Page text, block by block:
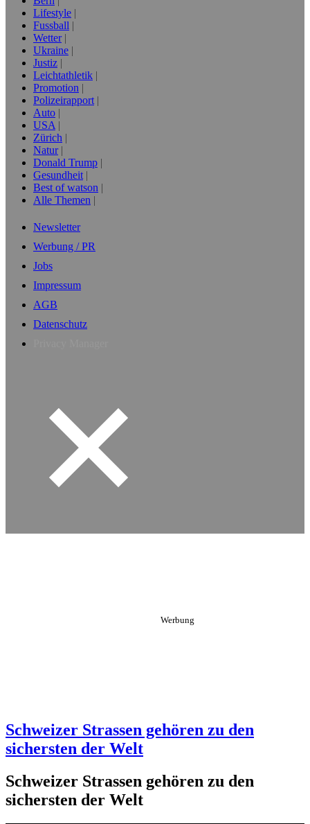
Lifestyle
Fussball
Wetter
Ukraine
Justiz
Leichtathletik
Promotion
Polizeirapport
Auto
USA
Zürich
Natur
Donald Trump
Gesundheit
Best of watson
Alle Themen
Newsletter
Werbung / PR
Jobs
Impressum
AGB
Datenschutz
Schweizer Strassen gehören zu den
sichersten der Welt
Schweizer Strassen gehören zu den
sichersten der Welt